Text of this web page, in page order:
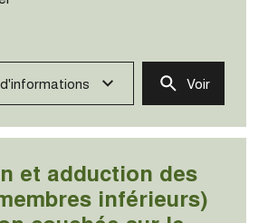
et adduction des
► fly pillar